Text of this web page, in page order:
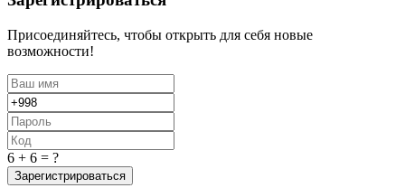
Присоединяйтесь, чтобы открыть для себя новые
возможности!
6 + 6 = ?
Зарегистрироваться